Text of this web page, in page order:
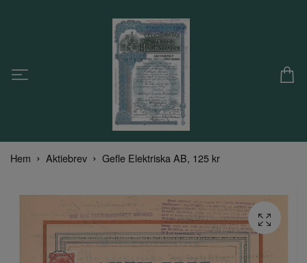
Hem Aktiebrev Gefle Elektriska AB, 125 kr